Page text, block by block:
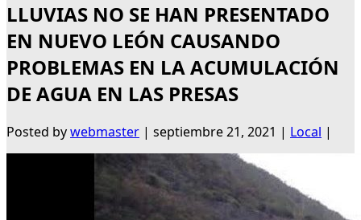
LLUVIAS NO SE HAN PRESENTADO
EN NUEVO LEÓN CAUSANDO
PROBLEMAS EN LA ACUMULACIÓN
DE AGUA EN LAS PRESAS
Posted bywebmaster | septiembre 21, 2021 | Local |